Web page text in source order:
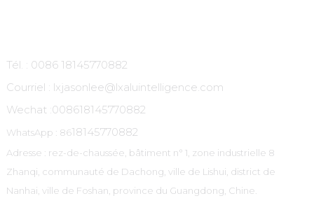
Tél. : 0086 18145770882
Courriel : lxjasonlee@lxaluintelligence.com
Wechat :008618145770882
WhatsApp : 8618145770882
Adresse : rez-de-chaussée, bâtiment n° 1, zone industrielle 8
Zhanqi, communauté de Dachong, ville de Lishui, district de
Nanhai, ville de Foshan, province du Guangdong, Chine.